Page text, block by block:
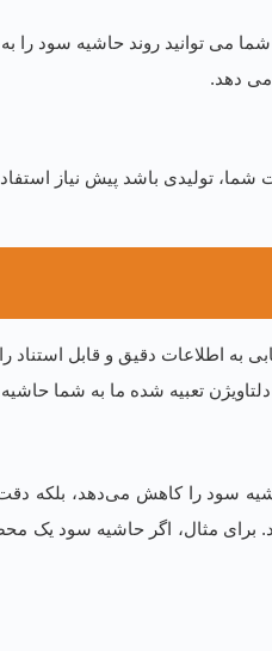
می توانید روند حاشیه سود را
می دهد.
شما، تولیدی باشد پیش نیاز
اطلاعات دقیق و قابل استناد
تعبیه شده ما به شما
سود را کاهش می‌دهد، بلکه
مثال، اگر حاشیه سود یک